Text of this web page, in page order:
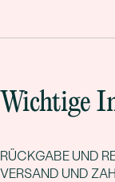
Wichtige
RÜCKGABE UND
VERSAND UND